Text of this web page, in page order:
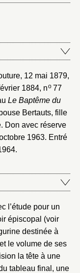
12 mai 1879,
1884, no77
Le Baptême du
Bertauts, fille
Don avec réserve
1963. Entré
l’étude pour un
épiscopal (voir
destinée à
le volume de ses
la tête à une
tableau final, une